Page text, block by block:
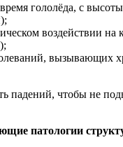
гололёда, с
воздействии на
вызывающих
падений, чтобы не
патологии